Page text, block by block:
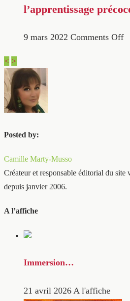
l’apprentissage
9 mars 2022 Comments Off
< >
Posted by:
Camille Marty-Musso
Créateur et responsable éditorial du
depuis janvier 2006.
A l’affiche
Immersion…
21 avril 2026 A l'affiche